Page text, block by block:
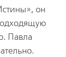
он
Павла